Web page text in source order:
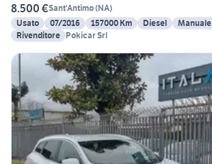
8.500 €Sant'Antimo(NA)
Usato
07/2016 157000 Km Diesel Manuale
Rivenditore Pokicar Srl